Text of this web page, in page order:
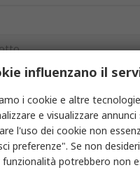
coninfluenzano il
i cookie e altre
e visualizzare
l'uso dei cookie non
preferenze". Se non
funzionalità potrebbero non